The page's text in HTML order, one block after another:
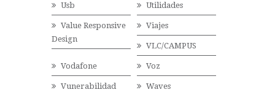
Usb Utilidades
Value Responsive
Design
Viajes
VLC/CAMPUS
Vodafone Voz
Vunerabilidad Waves